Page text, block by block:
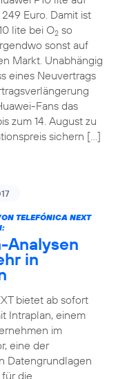
Euro. Damit ist
lite bei O2so
sonst auf
Markt. Unabhängig
eines Neuvertrags
Fans das
zum 14. August zu
sichern […]
TELEFÓNICA NEXT
Analysen
in
bietet ab sofort
Intraplan, einem
im
eine der
Datengrundlagen
die